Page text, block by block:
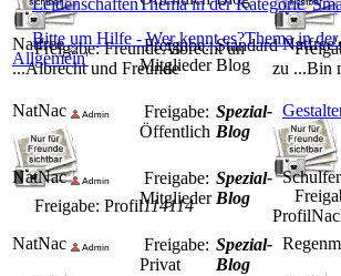
Freigabe: FreundeAlbrecht un
...Albrecht und Freunde
zu ...Bin
Freigabe: Profil114114
Profil
Natfree
Freigabe:
Mitglieder
Standard
Blog
NatNac
Freigabe:
Öffentlich
Spezial-
Blog
NatNac
Freigabe:
Mitglieder
Spezial-
Blog
NatNac
Freigabe:
Privat
Spezial-
Blog
LeidenschaftenThema in der Kategorie
Bitte um Hilfe - Wer kennt es?Thema in
Allgemein'